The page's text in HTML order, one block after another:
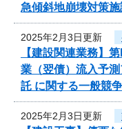
急傾斜地崩壊対策
2025年2月3日更新
【建設関連業務】
業（翌債）流入予
託 に関する一般競
2025年2月3日更新